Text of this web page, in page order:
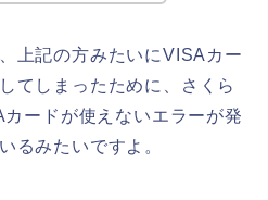
上記の方みたいにVISAカー
てしまったために、さくら
ードが使えないエラーが発
るみたいですよ。